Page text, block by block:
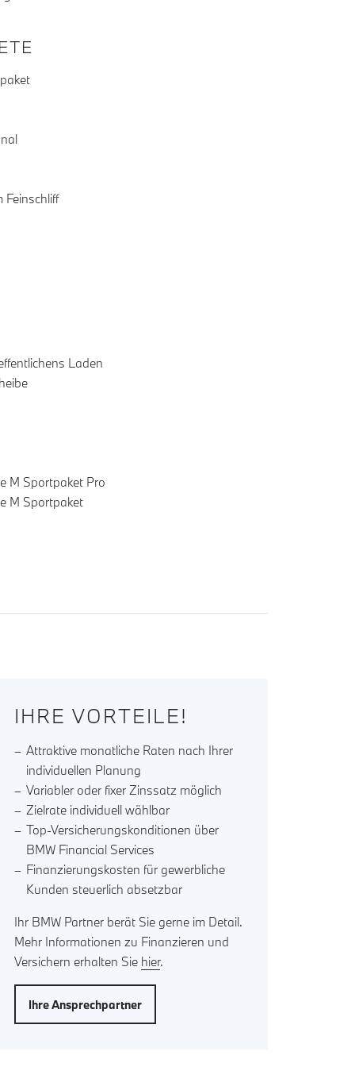
Feinschliff
Laden
M Sportpaket Pro
M Sportpaket
IHRE VORTEILE!
Attraktive monatliche Raten nach Ihrer
individuellen Planung
Variabler oder fixer Zinssatz möglich
Zielrate individuell wählbar
Top-Versicherungskonditionen über
BMW Financial Services
Finanzierungskosten für gewerbliche
Kunden steuerlich absetzbar
Ihr BMW Partner berät Sie gerne im Detail.
Mehr Informationen zu Finanzieren und
Versichern erhalten Sie hier.
Ihre Ansprechpartner